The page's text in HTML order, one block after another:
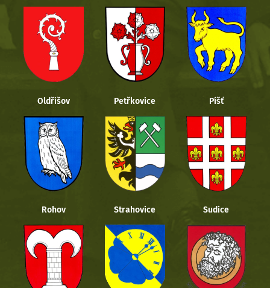
Oldřišov Petřkovice Píšť
Rohov Strahovice Sudice